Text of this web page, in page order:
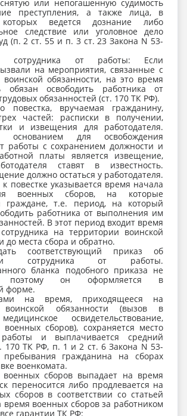
или непогашенную судимость
преступления, а также лица, в
ведется дознание либо
следствие или уголовное дело
(п. 2 ст. 55 и п. 3 ст. 23 Закона N 53-
сотрудника от работы: Если
на мероприятия, связанные с
обязанности, на это время
обязан освободить работника от
обязанностей (ст. 170 ТК РФ).
повестка, вручаемая гражданину,
частей: расписки в получении,
и извещения для работодателя.
основанием для освобождения
работы с сохранением должности и
платы является извещение,
ставят в известность.
должно остаться у работодателя.
повестке указывается время начала
военных сборов, на которые
граждане, т.е. период, на который
работника от выполнения им
В этот период входит время
на территории воинской
до места сбора и обратно.
соответствующий приказ об
сотрудника от работы.
бланка подобного приказа не
поэтому он оформляется в
форме.
на время, приходящееся на
воинской обязанности (вызов в
освидетельствование,
сборов), сохраняется место
работы и выплачивается средний
170 ТК РФ, п. 1 и 2 ст. 6 Закона N 53-
гражданина на сборах
военкомата.
сборов выпадает на время
переносится либо продлевается на
сборов в соответствии со статьей
военных сборов за работником
гарантии ТК РФ: